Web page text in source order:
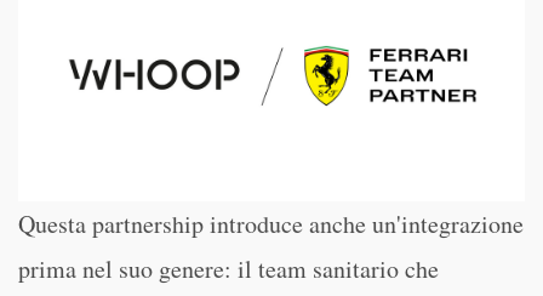
Questa partnership introduce anche un'integrazione
prima nel suo genere: il team sanitario che